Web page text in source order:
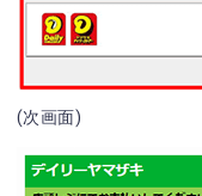
(次画面)